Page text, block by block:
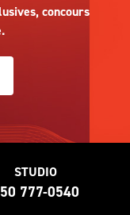
concours
STUDIO
777-0540